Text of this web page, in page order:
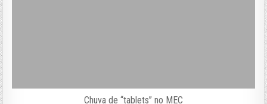
Chuva de “tablets” no MEC